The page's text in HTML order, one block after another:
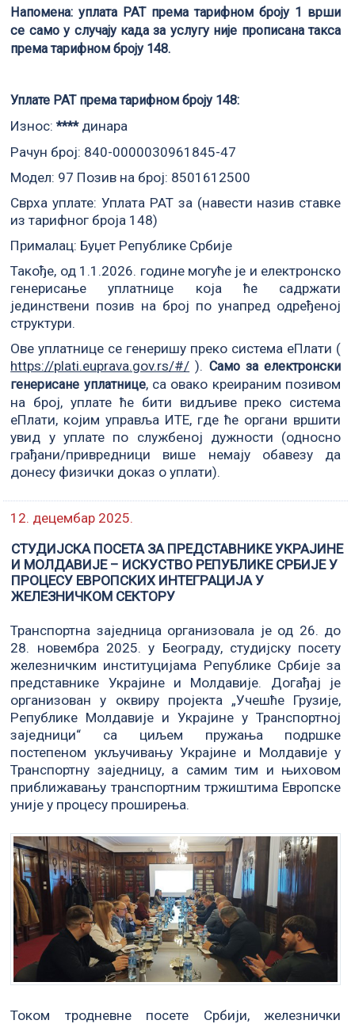
Напомена: уплата РАТ према тарифном броју 1 врши
се само у случају када за услугу није прописана такса
према тарифном броју 148.
Уплате РАТ према тарифном броју 148:
Износ:****динара
Рачун број: 840-0000030961845-47
Модел: 97 Позив на број: 8501612500
Сврха уплате: Уплата РАТ за (навести назив ставке
из тарифног броја 148)
Прималац: Буџет Републике Србије
Такође, од 1.1.2026. године могуће је и електронско
генерисање уплатнице која ће садржати
јединствени позив на број по унапред одређеној
структури.
Ове уплатнице се генеришу преко система еПлати (
https://plati.euprava.gov.rs/#/ ). Само за електронски
генерисане уплатнице, са овако креираним позивом
на број, уплате ће бити видљиве преко система
еПлати, којим управља ИТЕ, где ће органи вршити
увид у уплате по службеној дужности (односно
грађани/привредници више немају обавезу да
донесу физички доказ о уплати).
12. децембар 2025.
СТУДИЈСКА ПОСЕТА ЗА ПРЕДСТАВНИКЕ УКРАЈИНЕ
И МОЛДАВИЈЕ – ИСКУСТВО РЕПУБЛИКЕ СРБИЈЕ У
ПРОЦЕСУ ЕВРОПСКИХ ИНТЕГРАЦИЈА У
ЖЕЛЕЗНИЧКОМ СЕКТОРУ
Транспортна заједница организовала је од 26. до
28. новембра 2025. у Београду, студијску посету
железничким институцијама Републике Србије за
представнике Украјине и Молдавије. Догађај је
организован у оквиру пројекта „Учешће Грузије,
Републике Молдавије и Украјине у Транспортној
заједници“ са циљем пружања подршке
постепеном укључивању Украјине и Молдавије у
Транспортну заједницу, а самим тим и њиховом
приближавању транспортним тржиштима Европске
уније у процесу проширења.
Током тродневне посете Србији, железнички